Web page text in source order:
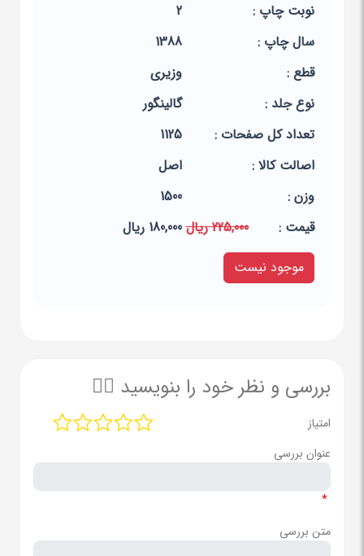
نوبت چاپ :
2
سال چاپ :
1388
قطع :
وزیری
نوع جلد :
گالینگور
تعداد کل صفحات :
1125
اصالت کالا :
اصل
وزن :
1500
قيمت :
225,000 ریال
180,000 ریال
موجود نیست
بررسی و نظر خود را بنویسید ✍🏻
امتیاز
عنوان بررسی
*
متن بررسی